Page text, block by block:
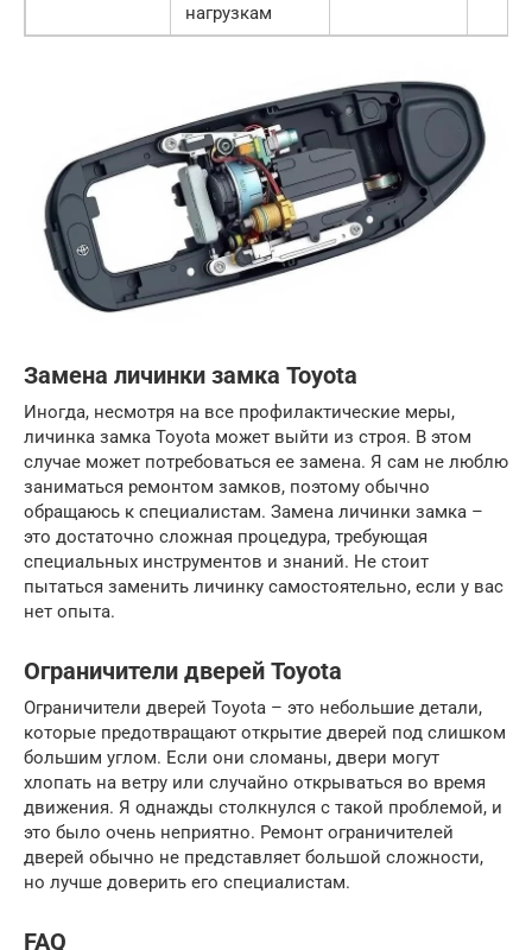
нагрузкам
Замена личинки замка Toyota
Иногда, несмотря на все профилактические меры,
личинка замка Toyota может выйти из строя. В этом
случае может потребоваться ее замена. Я сам не люблю
заниматься ремонтом замков, поэтому обычно
обращаюсь к специалистам. Замена личинки замка –
это достаточно сложная процедура, требующая
специальных инструментов и знаний. Не стоит
пытаться заменить личинку самостоятельно, если у вас
нет опыта.
Ограничители дверей Toyota
Ограничители дверей Toyota – это небольшие детали,
которые предотвращают открытие дверей под слишком
большим углом. Если они сломаны, двери могут
хлопать на ветру или случайно открываться во время
движения. Я однажды столкнулся с такой проблемой, и
это было очень неприятно. Ремонт ограничителей
дверей обычно не представляет большой сложности,
но лучше доверить его специалистам.
FAQ